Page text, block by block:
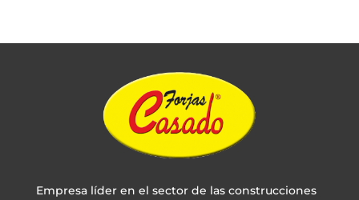
Empresa líder en el sector de las construcciones